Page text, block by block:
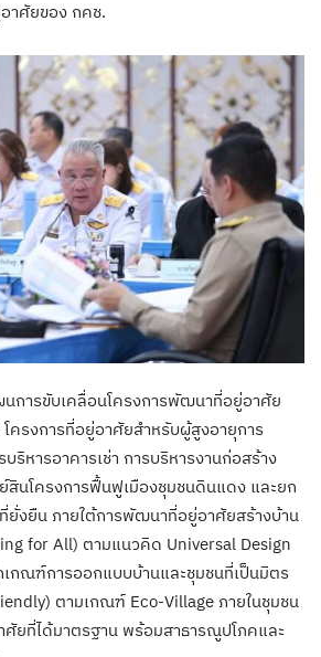
าศัยของ กคช.
การขับเคลื่อนโครงการพัฒนาที่อยู่อาศัย
ครงการที่อยู่อาศัยสำหรับผู้สูงอายุการ
ริหารอาคารเช่า การบริหารงานก่อสร้าง
สินโครงการฟื้นฟูเมืองชุมชนดินแดง และยก
งยืน ภายใต้การพัฒนาที่อยู่อาศัยสร้างบ้าน
for All) ตามแนวคิด Universal Design
กณฑ์การออกแบบบ้านและชุมชนที่เป็นมิตร
ตามเกณฑ์ Eco-Village ภายในชุมชน
ยที่ได้มาตรฐาน พร้อมสาธารณูปโภคและ